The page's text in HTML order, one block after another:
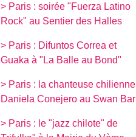
> Paris : soirée "Fuerza Latino
Rock" au Sentier des Halles
> Paris : Difuntos Correa et
Guaka à "La Balle au Bond"
> Paris : la chanteuse chilienne
Daniela Conejero au Swan Bar
> Paris : le "jazz chilote" de